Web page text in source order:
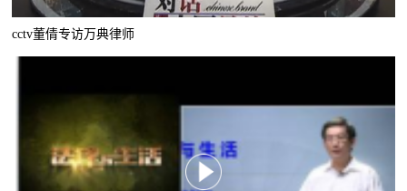
cctv董倩专访万典律师